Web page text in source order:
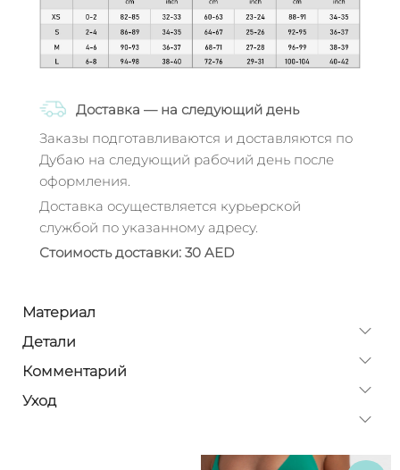
Доставка — на следующий день
Заказы подготавливаются и доставляются по
Дубаю на следующий рабочий день после
оформления.
Доставка осуществляется курьерской
службой по указанному адресу.
Стоимость доставки: 30 AED
Материал
Детали
Комментарий
Уход